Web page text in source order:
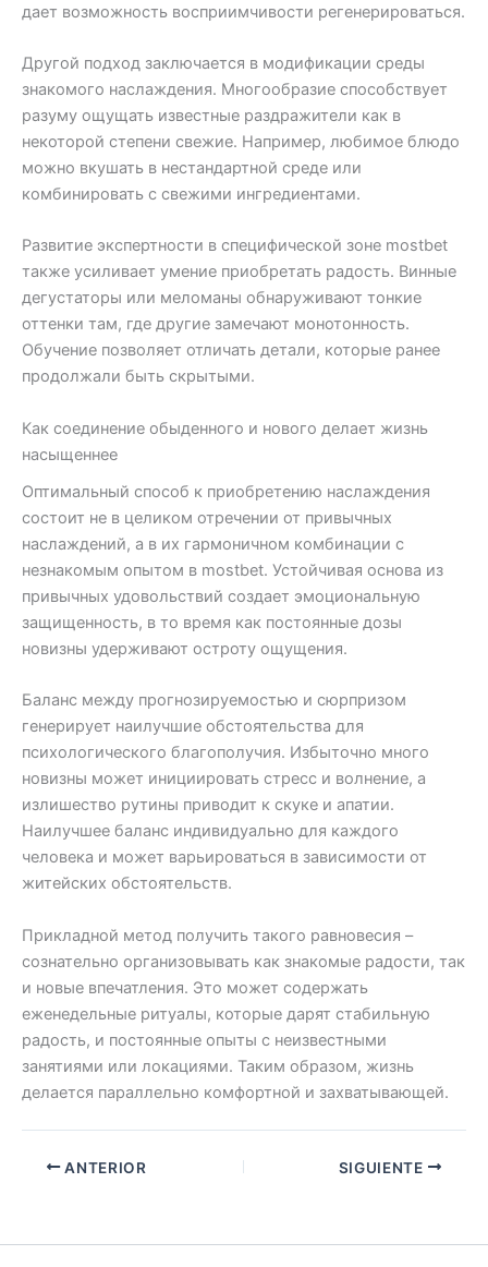
дает возможность восприимчивости регенерироваться.
Другой подход заключается в модификации среды
знакомого наслаждения. Многообразие способствует
разуму ощущать известные раздражители как в
некоторой степени свежие. Например, любимое блюдо
можно вкушать в нестандартной среде или
комбинировать с свежими ингредиентами.
Развитие экспертности в специфической зоне mostbet
также усиливает умение приобретать радость. Винные
дегустаторы или меломаны обнаруживают тонкие
оттенки там, где другие замечают монотонность.
Обучение позволяет отличать детали, которые ранее
продолжали быть скрытыми.
Как соединение обыденного и нового делает жизнь
насыщеннее
Оптимальный способ к приобретению наслаждения
состоит не в целиком отречении от привычных
наслаждений, а в их гармоничном комбинации с
незнакомым опытом в mostbet. Устойчивая основа из
привычных удовольствий создает эмоциональную
защищенность, в то время как постоянные дозы
новизны удерживают остроту ощущения.
Баланс между прогнозируемостью и сюрпризом
генерирует наилучшие обстоятельства для
психологического благополучия. Избыточно много
новизны может инициировать стресс и волнение, а
излишество рутины приводит к скуке и апатии.
Наилучшее баланс индивидуально для каждого
человека и может варьироваться в зависимости от
житейских обстоятельств.
Прикладной метод получить такого равновесия –
сознательно организовывать как знакомые радости, так
и новые впечатления. Это может содержать
еженедельные ритуалы, которые дарят стабильную
радость, и постоянные опыты с неизвестными
занятиями или локациями. Таким образом, жизнь
делается параллельно комфортной и захватывающей.
ANTERIOR SIGUIENTE